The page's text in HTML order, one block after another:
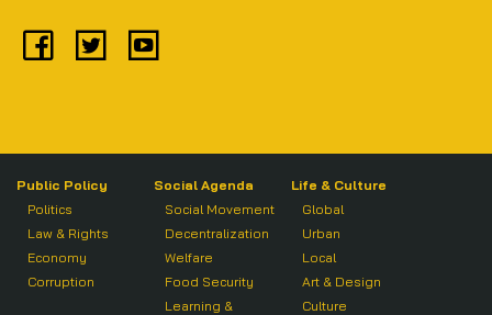
Public Policy
Politics
Law & Rights
Economy
Corruption
Social Agenda
Social Movement
Decentralization
Welfare
Food Security
Learning &
Life & Culture
Global
Urban
Local
Art & Design
Culture